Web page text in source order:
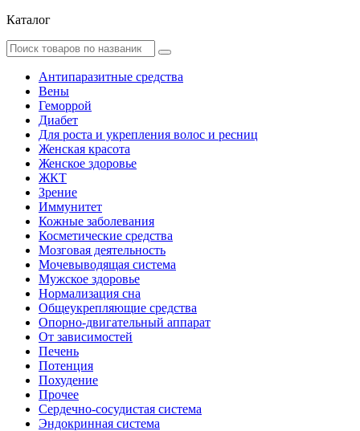
Каталог
Антипаразитные средства
Вены
Геморрой
Диабет
Для роста и укрепления волос и ресниц
Женская красота
Женское здоровье
ЖКТ
Зрение
Иммунитет
Кожные заболевания
Косметические средства
Мозговая деятельность
Мочевыводящая система
Мужское здоровье
Нормализация сна
Общеукрепляющие средства
Опорно-двигательный аппарат
От зависимостей
Печень
Потенция
Похудение
Прочее
Сердечно-сосудистая система
Эндокринная система